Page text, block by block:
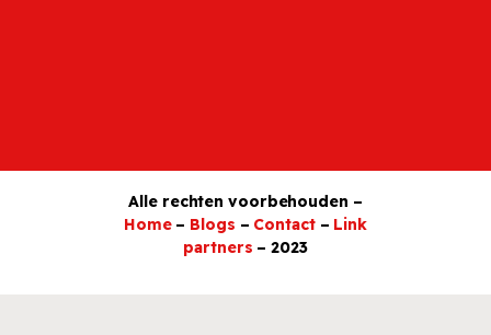
Alle rechten voorbehouden –
Home – Blogs – Contact – Link
partners – 2023